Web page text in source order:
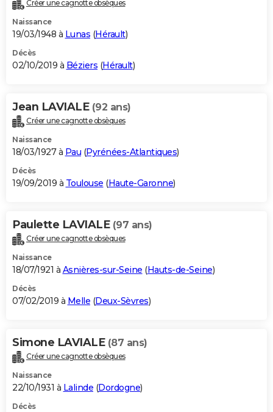
Créer une cagnotte obsèques
Naissance
19/03/1948 à Lunas (Hérault)
Décès
02/10/2019 à Béziers (Hérault)
Jean LAVIALE (92 ans)
Créer une cagnotte obsèques
Naissance
18/03/1927 à Pau (Pyrénées-Atlantiques)
Décès
19/09/2019 à Toulouse (Haute-Garonne)
Paulette LAVIALE (97 ans)
Créer une cagnotte obsèques
Naissance
18/07/1921 à Asnières-sur-Seine (Hauts-de-Seine)
Décès
07/02/2019 à Melle (Deux-Sèvres)
Simone LAVIALE (87 ans)
Créer une cagnotte obsèques
Naissance
22/10/1931 à Lalinde (Dordogne)
Décès